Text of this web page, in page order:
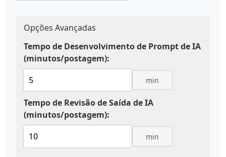
Opções Avançadas
Tempo de Desenvolvimento de Prompt de IA
(minutos/postagem):
min
Tempo de Revisão de Saída de IA
(minutos/postagem):
min